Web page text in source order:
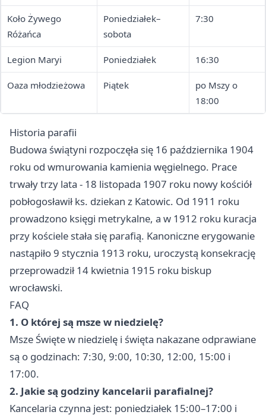
Koło Żywego
Różańca
Poniedziałek–
sobota
7:30
Legion Maryi Poniedziałek 16:30
Oaza młodzieżowa Piątek
po Mszy o
18:00
Historia parafii
Budowa świątyni rozpoczęła się 16 października 1904
roku od wmurowania kamienia węgielnego. Prace
trwały trzy lata - 18 listopada 1907 roku nowy kościół
pobłogosławił ks. dziekan z Katowic. Od 1911 roku
prowadzono księgi metrykalne, a w 1912 roku kuracja
przy kościele stała się parafią. Kanoniczne erygowanie
nastąpiło 9 stycznia 1913 roku, uroczystą konsekrację
przeprowadził 14 kwietnia 1915 roku biskup
wrocławski.
FAQ
1. O której są msze w niedzielę?
Msze Święte w niedzielę i święta nakazane odprawiane
są o godzinach: 7:30, 9:00, 10:30, 12:00, 15:00 i
17:00.
2. Jakie są godziny kancelarii parafialnej?
Kancelaria czynna jest: poniedziałek 15:00–17:00 i